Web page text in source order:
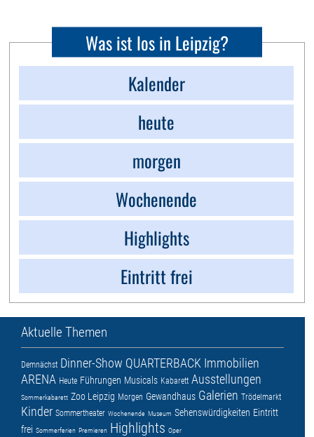
Was ist los in Leipzig?
Kalender
heute
morgen
Wochenende
Highlights
Eintritt frei
Aktuelle Themen
Demnächst Dinner-Show QUARTERBACK Immobilien
ARENA Heute Führungen Musicals Kabarett Ausstellungen
Sommerkabarett Zoo Leipzig Morgen Gewandhaus Galerien Trödelmarkt
Kinder Sommertheater Wochenende Museum Sehenswürdigkeiten Eintritt
frei Sommerferien Premieren Highlights Oper